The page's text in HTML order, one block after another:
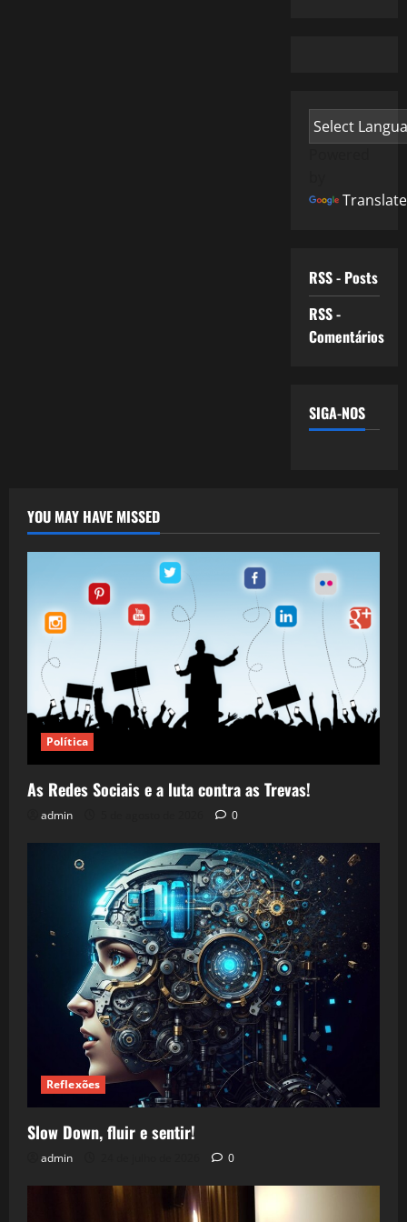
Translate
RSS - Posts
RSS -
Comentários
SIGA-NOS
YOU MAY HAVE MISSED
Política
As Redes Sociais e a luta contra as Trevas!
admin 0
Reflexões
Slow Down, fluir e sentir!
admin 0